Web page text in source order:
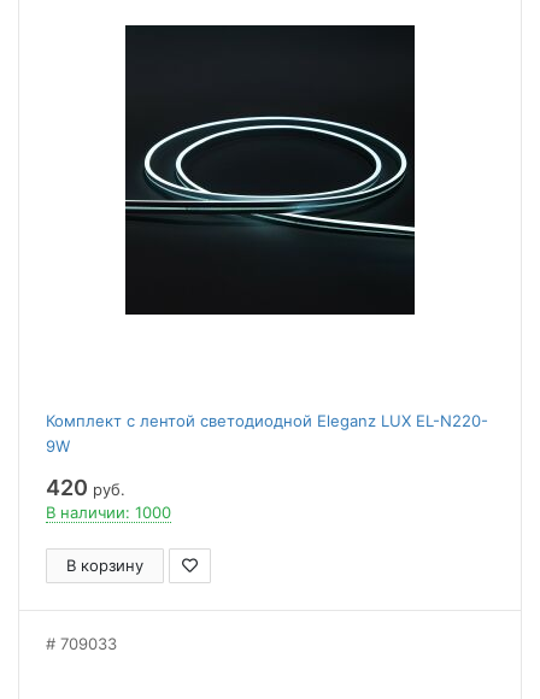
Комплект с лентой светодиодной Eleganz LUX EL-N220-
9W
420 руб.
В наличии: 1000
В корзину
709033